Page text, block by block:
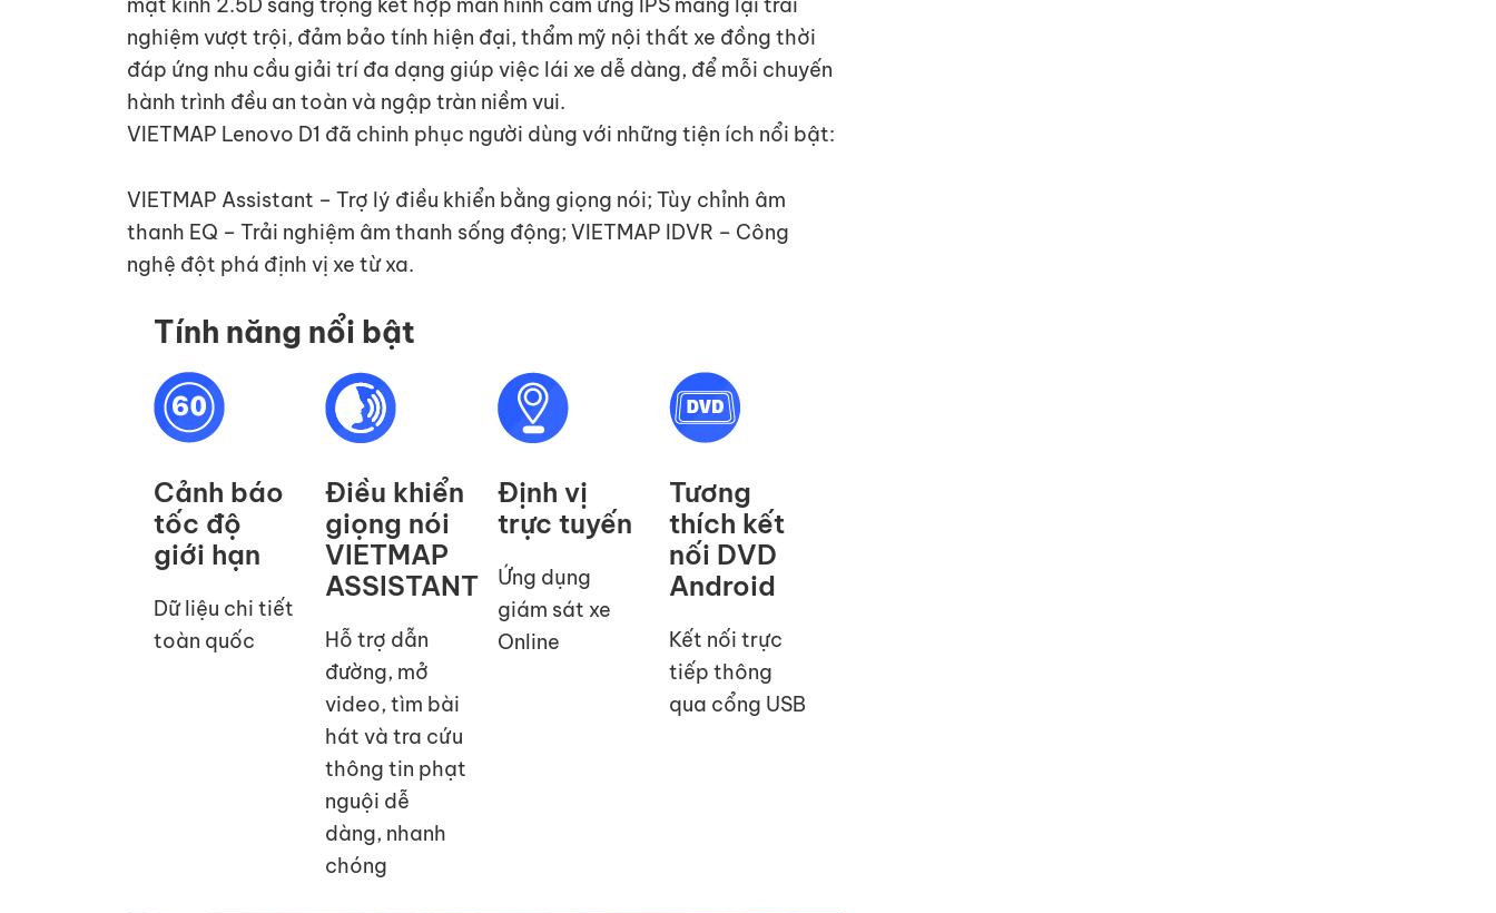
nghiệm vượt trội, đảm bảo tính hiện đại, thẩm mỹ nội thất xe đồng thời
đáp ứng nhu cầu giải trí đa dạng giúp việc lái xe dễ dàng, để mỗi chuyến
hành trình đều an toàn và ngập tràn niềm vui.
VIETMAP Lenovo D1 đã chinh phục người dùng với những tiện ích nổi bật:
VIETMAP Assistant – Trợ lý điều khiển bằng giọng nói; Tùy chỉnh âm
thanh EQ – Trải nghiệm âm thanh sống động; VIETMAP IDVR – Công
nghệ đột phá định vị xe từ xa.
Tính năng nổi bật
Cảnh báo
tốc độ
giới hạn
Dữ liệu chi tiết
toàn quốc
Điều khiển
giọng nói
VIETMAP
ASSISTANT
Hỗ trợ dẫn
đường, mở
video, tìm bài
hát và tra cứu
thông tin phạt
nguội dễ
dàng, nhanh
chóng
Định vị
trực tuyến
Ứng dụng
giám sát xe
Online
Tương
thích kết
nối DVD
Android
Kết nối trực
tiếp thông
qua cổng USB